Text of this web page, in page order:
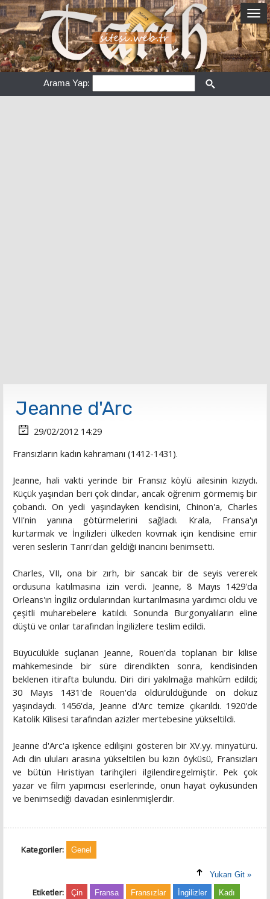
Arama Yap:
Jeanne d'Arc
29/02/2012 14:29
Fransızların kadın kahramanı (1412-1431).
Jeanne, hali vakti yerinde bir Fransız köylü ailesinin kızıydı.
Küçük yaşından beri çok dindar, ancak öğrenim görmemiş bir
çobandı. On yedi yaşındayken kendisini, Chinon'a, Charles
VII'nin yanına götürmelerini sağladı. Krala, Fransa'yı
kurtarmak ve İngilizleri ülkeden kovmak için kendisine emir
veren seslerin Tanrı'dan geldiği inancını benimsetti.
Charles, VII, ona bir zırh, bir sancak bir de seyis vererek
ordusuna katılmasına izin verdi. Jeanne, 8 Mayıs 1429'da
Orleans'ın İngiliz ordularından kurtarılmasına yardımcı oldu ve
çeşitli muharebelere katıldı. Sonunda Burgonyalıların eline
düştü ve onlar tarafından İngilizlere teslim edildi.
Büyücülükle suçlanan Jeanne, Rouen'da toplanan bir kilise
mahkemesinde bir süre direndikten sonra, kendisinden
beklenen itirafta bulundu. Diri diri yakılmağa mahkûm edildi;
30 Mayıs 1431'de Rouen'da öldürüldüğünde on dokuz
yaşındaydı. 1456'da, Jeanne d'Arc temize çıkarıldı. 1920'de
Katolik Kilisesi tarafından azizler mertebesine yükseltildi.
Jeanne d'Arc'a işkence edilişini gösteren bir XV.yy. minyatürü.
Adı din uluları arasına yükseltilen bu kızın öyküsü, Fransızları
ve bütün Hıristiyan tarihçileri ilgilendiregelmiştir. Pek çok
yazar ve film yapımcısı eserlerinde, onun hayat öyküsünden
ve benimsediği davadan esinlenmişlerdir.
Kategoriler: Genel
Yukarı Git »
Etiketler: Çin Fransa Fransızlar İngilizler
Kadı